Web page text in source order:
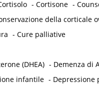
- Cortisone -
della corticale
- Cure palliative
(DHEA) - Demenza di
infantile - Depressione